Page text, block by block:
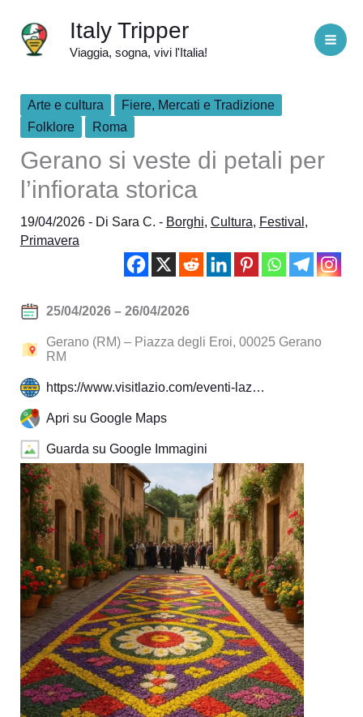
contenuto
Italy Tripper
Viaggia, sogna, vivi l'Italia!
Arte e cultura
Fiere, Mercati e Tradizione
Folklore
Roma
Gerano si veste di petali per
l’infiorata storica
19/04/2026 - Di Sara C. - Borghi, Cultura, Festival ,
Primavera
25/04/2026 – 26/04/2026
Gerano (RM) – Piazza degli Eroi, 00025 Gerano
RM
https://www.visitlazio.com/eventi-laz…
Apri su Google Maps
Guarda su Google Immagini